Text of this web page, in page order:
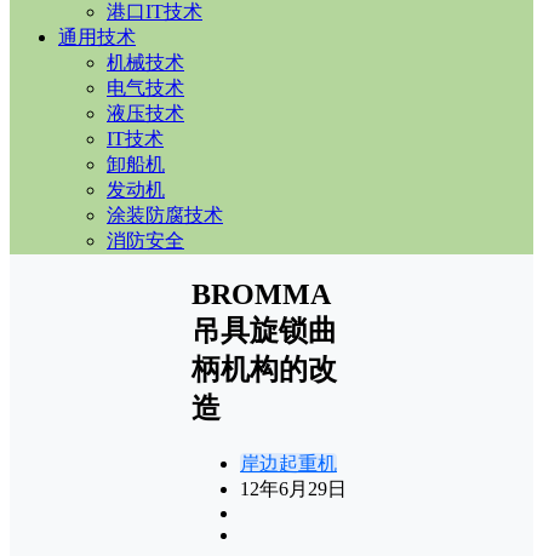
港口IT技术
通用技术
机械技术
电气技术
液压技术
IT技术
卸船机
发动机
涂装防腐技术
消防安全
BROMMA
吊具旋锁曲
柄机构的改
造
岸边起重机
12年6月29日